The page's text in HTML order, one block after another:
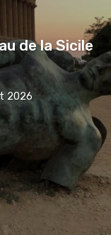
de la Sicile
2026